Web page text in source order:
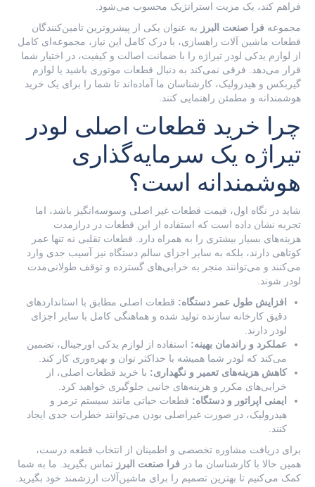
فراهم کند، یک مزیت استراتژیک محسوب می‌شود.
مجموعه فرا صنعت البرز به عنوان یکی از پیشروترین تامین‌کنندگان
قطعات ماشین آلات راهسازی، با درک کامل این نیاز، مجموعه‌ای کامل
از لوازم یدکی لودر تیراژه را با ضمانت اصالت و کیفیت، در اختیار شما
قرار می‌دهد. فرقی نمی‌کند به دنبال قطعات موتوری باشید یا لوازم
گیربکس و هیدرولیک، کارشناسان ما آماده‌اند تا شما را برای یک خرید
هوشمندانه و مطمئن راهنمایی کنند.
چرا خرید قطعات اصلی لودر
تیراژه یک سرمایه‌گذاری
هوشمندانه است؟
شاید در نگاه اول، قیمت قطعات غیر اصلی وسوسه‌انگیز باشد، اما
تجربه نشان داده است که استفاده از این قطعات در درازمدت
هزینه‌های بسیار بیشتری را به همراه دارد. قطعات تقلبی نه تنها عمر
کوتاهی دارند، بلکه به سایر اجزای سالم دستگاه نیز آسیب جدی وارد
می‌کنند و می‌توانند منجر به خرابی‌های گسترده و توقف طولانی‌مدت
لودر شوند.
افزایش طول عمر دستگاه: قطعات اصلی مطابق با استانداردهای
دقیق کارخانه سازنده تولید شده و هماهنگی کامل با سایر اجزای
لودر دارند.
عملکرد و راندمان بهینه: استفاده از لوازم یدکی اورجینال، تضمین
می‌کند که لودر شما همیشه با حداکثر توان و بهره‌وری کار کند.
کاهش هزینه‌های تعمیر و نگهداری: با خرید قطعات اصلی، از
خرابی‌های مکرر و هزینه‌های جانبی جلوگیری خواهید کرد.
ایمنی اپراتور و دستگاه: قطعات حیاتی مانند سیستم ترمز و
هیدرولیک، در صورت غیراصلی بودن می‌توانند خطرات جدی ایجاد
کنند.
برای دریافت مشاوره تخصصی و اطمینان از انتخاب قطعه درست،
همین حالا با کارشناسان ما در فرا صنعت البرز تماس بگیرید. ما به شما
کمک می‌کنیم تا بهترین تصمیم را برای ماشین‌آلات ارزشمند خود بگیرید.